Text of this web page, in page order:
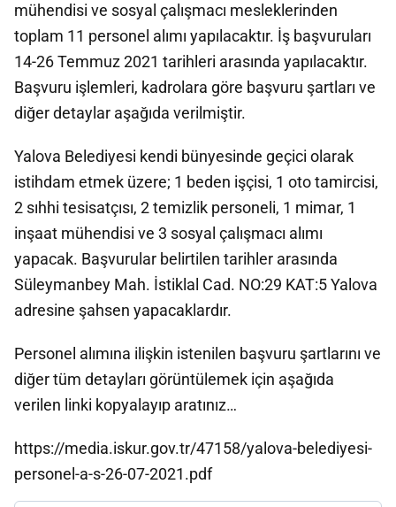
mühendisi ve sosyal çalışmacı mesleklerinden
toplam 11 personel alımı yapılacaktır. İş başvuruları
14-26 Temmuz 2021 tarihleri arasında yapılacaktır.
Başvuru işlemleri, kadrolara göre başvuru şartları ve
diğer detaylar aşağıda verilmiştir.
Yalova Belediyesi kendi bünyesinde geçici olarak
istihdam etmek üzere; 1 beden işçisi, 1 oto tamircisi,
2 sıhhi tesisatçısı, 2 temizlik personeli, 1 mimar, 1
inşaat mühendisi ve 3 sosyal çalışmacı alımı
yapacak. Başvurular belirtilen tarihler arasında
Süleymanbey Mah. İstiklal Cad. NO:29 KAT:5 Yalova
adresine şahsen yapacaklardır.
Personel alımına ilişkin istenilen başvuru şartlarını ve
diğer tüm detayları görüntülemek için aşağıda
verilen linki kopyalayıp aratınız…
https://media.iskur.gov.tr/47158/yalova-belediyesi-
personel-a-s-26-07-2021.pdf